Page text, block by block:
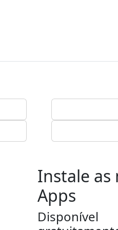
Instale as
Apps
Disponível